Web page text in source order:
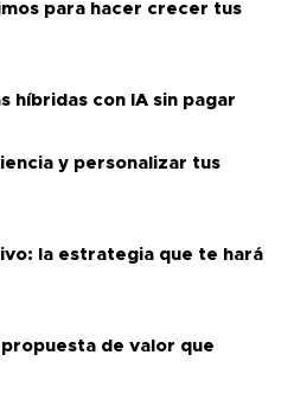
para hacer crecer tus
híbridas con IA sin pagar
y personalizar tus
la estrategia que te hará
de valor que